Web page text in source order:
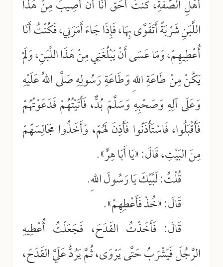
أَهْلِ الصُّفَّةِ، كُنْتُ أَحَقَّ أَنَا أَنْ أُصِيبَ مِنْ هَذَا
اللَّبَنِ شَرْبَةً أَتَقَوَّى بِهَا، فَإِذَا جَاءَ أَمَرَنِي، فَكُنْتُ أَنَا
أُعْطِيهِمْ، وَمَا عَسَى أَنْ يَبْلُغَنِي مِنْ هَذَا اللَّبَنِ، وَلَمْ
يَكُنْ مِنْ طَاعَةِ اللهِ وَطَاعَةِ رَسُولِهِ صَلَّى اللهُ عَلَيْهِ
وَعَلَى آلِهِ وَصَحْبِهِ وَسَلَّمَ بُدٌّ، فَأَتَيْتُهُمْ فَدَعَوْتُهُمْ
فَأَقْبَلُوا، فَاسْتَأْذَنُوا فَأَذِنَ لَهُمْ، وَأَخَذُوا مَجَالِسَهُمْ
مِنَ البَيْتِ، قَالَ: «يَا أَبَا هِرٍّ».
قُلْتُ: لَبَّيْكَ يَا رَسُولَ اللهِ.
قَالَ: «خُذْ فَأَعْطِهِمْ».
قَالَ: فَأَخَذْتُ القَدَحَ، فَجَعَلْتُ أُعْطِيهِ
الرَّجُلَ فَيَشْرَبُ حَتَّى يَرْوَى، ثُمَّ يَرُدُّ عَلَيَّ القَدَحَ،